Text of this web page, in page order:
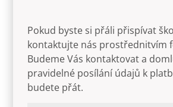
Pokud byste si přáli přispívat
kontaktujte nás prostřednitvím
Budeme Vás kontaktovat a
pravidelné posílání údajů k
budete přát.